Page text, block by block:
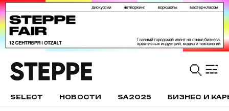
SELECT НОВОСТИ SA2025 БИЗНЕС И